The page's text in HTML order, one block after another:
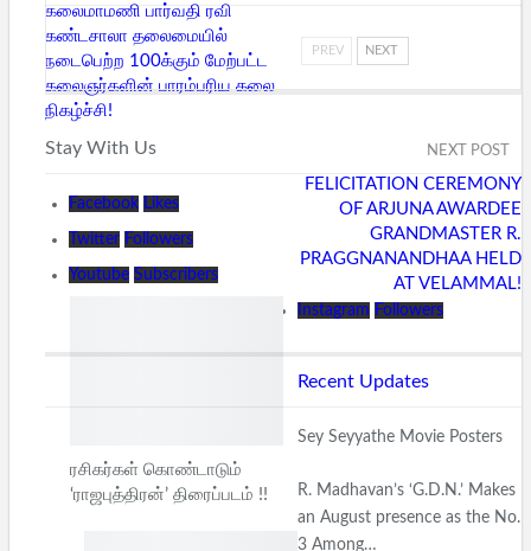
கலைமாமணி பார்வதி ரவி
கண்டசாலா தலைமையில்
நடைபெற்ற 100க்கும் மேற்பட்ட
கலைஞர்களின் பாரம்பரிய கலை
நிகழ்ச்சி!
NEXT POST
FELICITATION CEREMONY
OF ARJUNA AWARDEE
GRANDMASTER R.
PRAGGNANANDHAA HELD
AT VELAMMAL!
ரசிகர்கள் கொண்டாடும்
‘ராஜபுத்திரன்’ திரைப்படம் !!
PREV NEXT
Stay With Us
Facebook Likes
Twitter Followers
Youtube Subscribers
Instagram Followers
Recent Updates
Sey Seyyathe Movie Posters
R. Madhavan’s ‘G.D.N.’ Makes
an August presence as the No.
3 Among…